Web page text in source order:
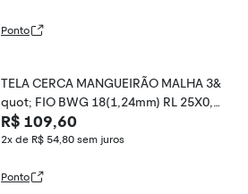
Ponto
TELA CERCA MANGUEIRÃO MALHA 3&
quot; FIO BWG 18(1,24mm) RL 25X0,6
m
R$ 109,60
2x de R$ 54,80 sem juros
Ponto